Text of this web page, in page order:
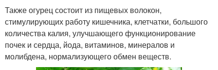
Также огурец состоит из пищевых волокон,
стимулирующих работу кишечника, клетчатки, большого
количества калия, улучшающего функционирование
почек и сердца, йода, витаминов, минералов и
молибдена, нормализующего обмен веществ.